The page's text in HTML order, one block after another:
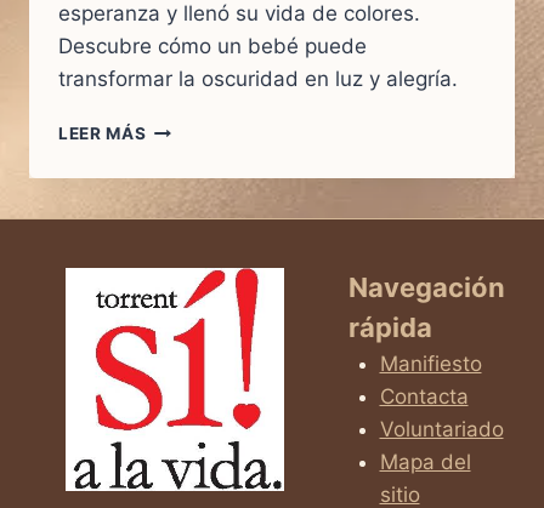
esperanza y llenó su vida de colores.
Descubre cómo un bebé puede
transformar la oscuridad en luz y alegría.
LEER MÁS
FUTURO
NACISTE
CON
TODOS
LOS
COLORES
Navegación
rápida
Manifiesto
Contacta
Voluntariado
Mapa del
sitio